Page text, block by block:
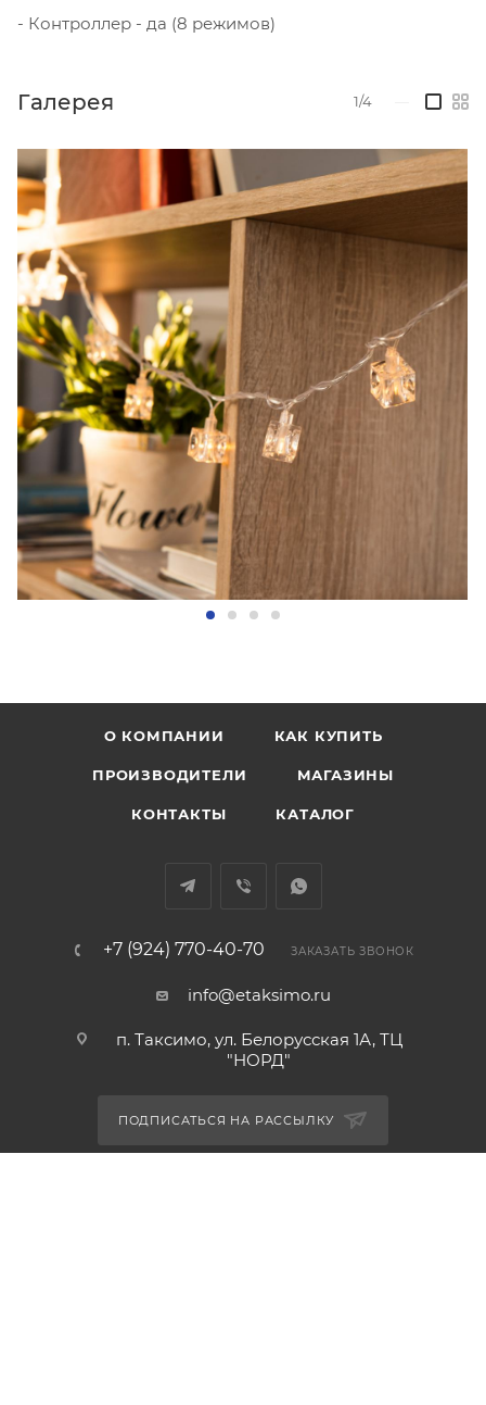
- Контроллер - да (8 режимов)
Галерея 1/4
О КОМПАНИИ КАК КУПИТЬ
ПРОИЗВОДИТЕЛИ МАГАЗИНЫ
КОНТАКТЫ КАТАЛОГ
+7 (924) 770-40-70 ЗАКАЗАТЬ ЗВОНОК
info@etaksimo.ru
п. Таксимо, ул. Белорусская 1А, ТЦ
"НОРД"
ПОДПИСАТЬСЯ НА РАССЫЛКУ